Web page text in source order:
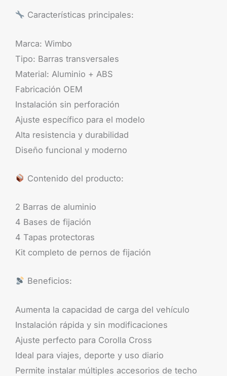
Características principales:
Marca: Wimbo
Tipo: Barras transversales
Material: Aluminio + ABS
Fabricación OEM
Instalación sin perforación
Ajuste específico para el modelo
Alta resistencia y durabilidad
Diseño funcional y moderno
Contenido del producto:
2 Barras de aluminio
4 Bases de fijación
4 Tapas protectoras
Kit completo de pernos de fijación
Beneficios:
Aumenta la capacidad de carga del vehículo
Instalación rápida y sin modificaciones
Ajuste perfecto para Corolla Cross
Ideal para viajes, deporte y uso diario
Permite instalar múltiples accesorios de techo